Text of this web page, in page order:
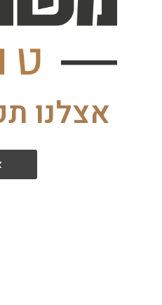
אצלנו